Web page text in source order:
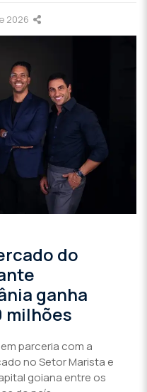
2026
do
ganha
milhões
parceria com a
no Setor Marista e
goiana entre os